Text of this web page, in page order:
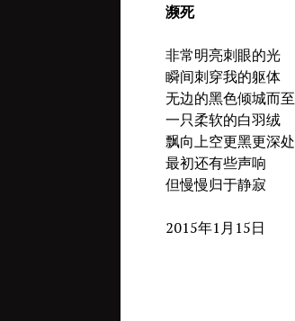
濒死
非常明亮刺眼的光
瞬间刺穿我的躯体
无边的黑色倾城而至
一只柔软的白羽绒
飘向上空更黑更深处
最初还有些声响
但慢慢归于静寂
2015年1月15日